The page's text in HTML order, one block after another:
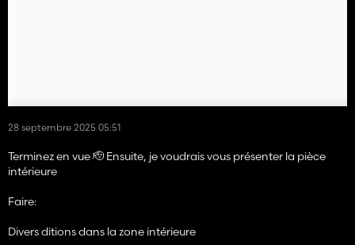
28 septembre 2025 05:51
Terminez en vue 🫡 Ensuite, je voudrais vous présenter la pièce
intérieure
Faire:
Divers ditions dans la zone intérieure